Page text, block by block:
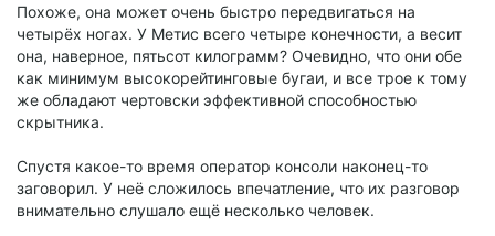
Похоже, она может очень быстро передвигаться на
четырёх ногах. У Метис всего четыре конечности, а весит
она, наверное, пятьсот килограмм? Очевидно, что они обе
как минимум высокорейтинговые бугаи, и все трое к тому
же обладают чертовски эффективной способностью
скрытника.
Спустя какое-то время оператор консоли наконец-то
заговорил. У неё сложилось впечатление, что их разговор
внимательно слушало ещё несколько человек.